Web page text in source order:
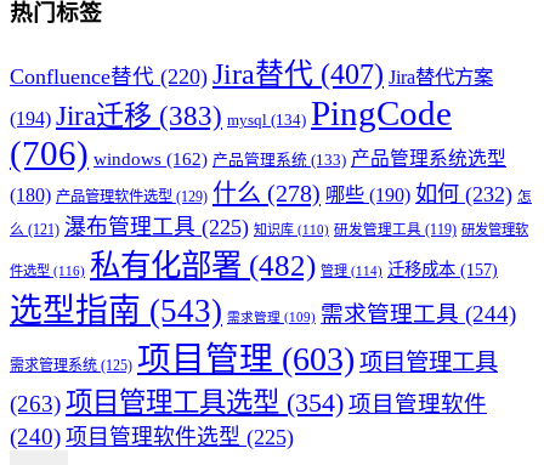
热门标签
Confluence替代 (220) Jira替代 (407) Jira替代方案
(194) Jira迁移 (383) mysql (134) PingCode
(706) windows (162) 产品管理系统 (133) 产品管理系统选型
(180) 产品管理软件选型 (129) 什么 (278) 哪些 (190) 如何 (232) 怎
么 (121) 瀑布管理工具 (225) 知识库 (110) 研发管理工具 (119) 研发管理软
件选型 (116) 私有化部署 (482) 管理 (114) 迁移成本 (157)
选型指南 (543) 需求管理 (109) 需求管理工具 (244)
需求管理系统 (125) 项目管理 (603) 项目管理工具
(263)项目管理工具选型 (354) 项目管理软件
(240) 项目管理软件选型 (225)